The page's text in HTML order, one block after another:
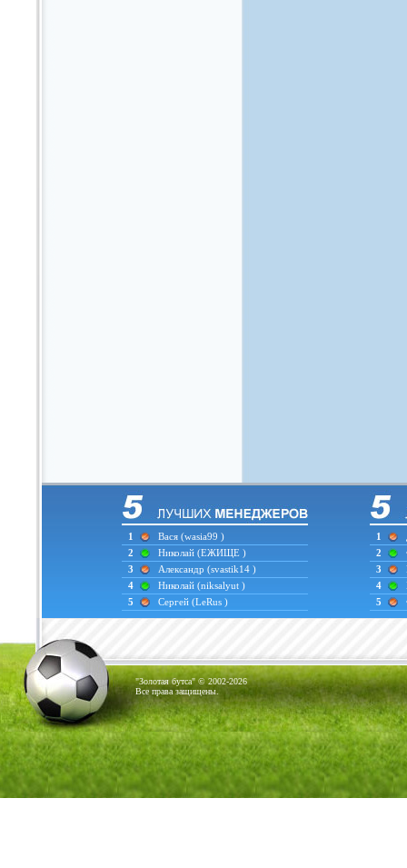
1 Вася (wasia99 )
2
Николай (ЕЖИЩЕ )
3
Александр (svastik14 )
4
Николай (niksalyut )
5
Сергей (LeRus )
1
2
3
4
5
"Золотая бутса" © 2002-2026
Все права защищены.